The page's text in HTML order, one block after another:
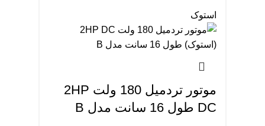
استوک
موتور تردمیل 180 ولت 2HP
DC طول 16 سانت مدل B